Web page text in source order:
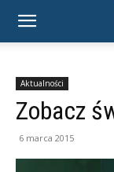
TELEWIZJA
NISKO
Aktualności
Zobacz
6 marca 2015